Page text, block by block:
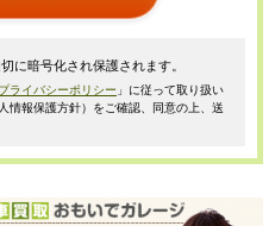
に暗号化され保護されます。
プライバシーポリシー 」に従って取り扱い
情報保護方針）をご確認、同意の上、送